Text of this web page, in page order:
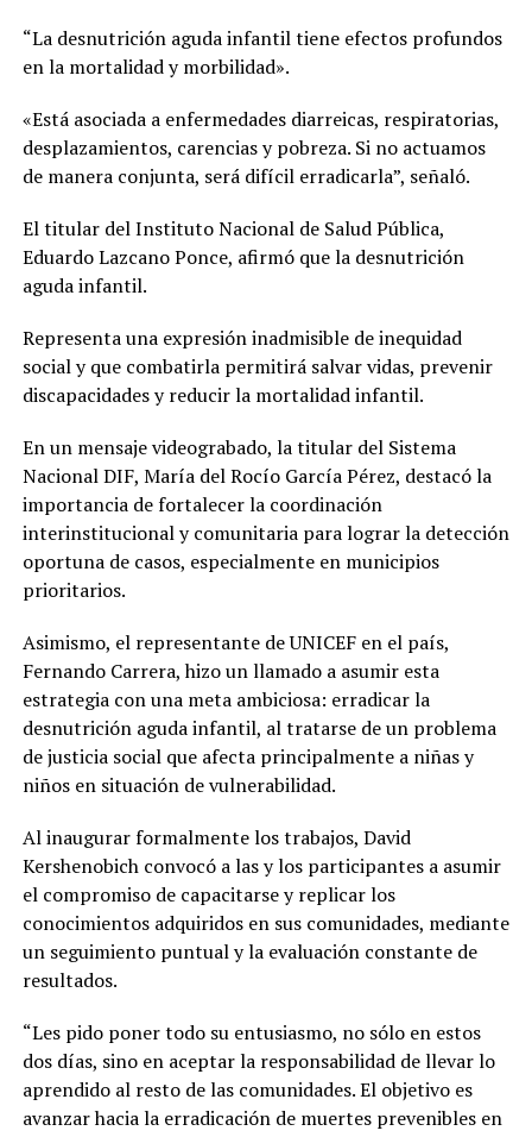
“La desnutrición aguda infantil tiene efectos profundos
en la mortalidad y morbilidad».
«Está asociada a enfermedades diarreicas, respiratorias,
desplazamientos, carencias y pobreza. Si no actuamos
de manera conjunta, será difícil erradicarla”, señaló.
El titular del Instituto Nacional de Salud Pública,
Eduardo Lazcano Ponce, afirmó que la desnutrición
aguda infantil.
Representa una expresión inadmisible de inequidad
social y que combatirla permitirá salvar vidas, prevenir
discapacidades y reducir la mortalidad infantil.
En un mensaje videograbado, la titular del Sistema
Nacional DIF, María del Rocío García Pérez, destacó la
importancia de fortalecer la coordinación
interinstitucional y comunitaria para lograr la detección
oportuna de casos, especialmente en municipios
prioritarios.
Asimismo, el representante de UNICEF en el país,
Fernando Carrera, hizo un llamado a asumir esta
estrategia con una meta ambiciosa: erradicar la
desnutrición aguda infantil, al tratarse de un problema
de justicia social que afecta principalmente a niñas y
niños en situación de vulnerabilidad.
Al inaugurar formalmente los trabajos, David
Kershenobich convocó a las y los participantes a asumir
el compromiso de capacitarse y replicar los
conocimientos adquiridos en sus comunidades, mediante
un seguimiento puntual y la evaluación constante de
resultados.
“Les pido poner todo su entusiasmo, no sólo en estos
dos días, sino en aceptar la responsabilidad de llevar lo
aprendido al resto de las comunidades. El objetivo es
avanzar hacia la erradicación de muertes prevenibles en